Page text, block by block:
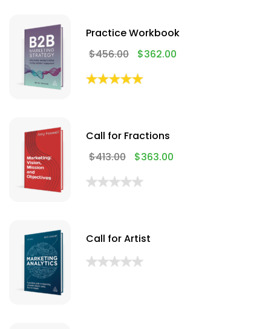
Practice Workbook
$456.00 $362.00
Call for Fractions
$413.00 $363.00
Call for Artist